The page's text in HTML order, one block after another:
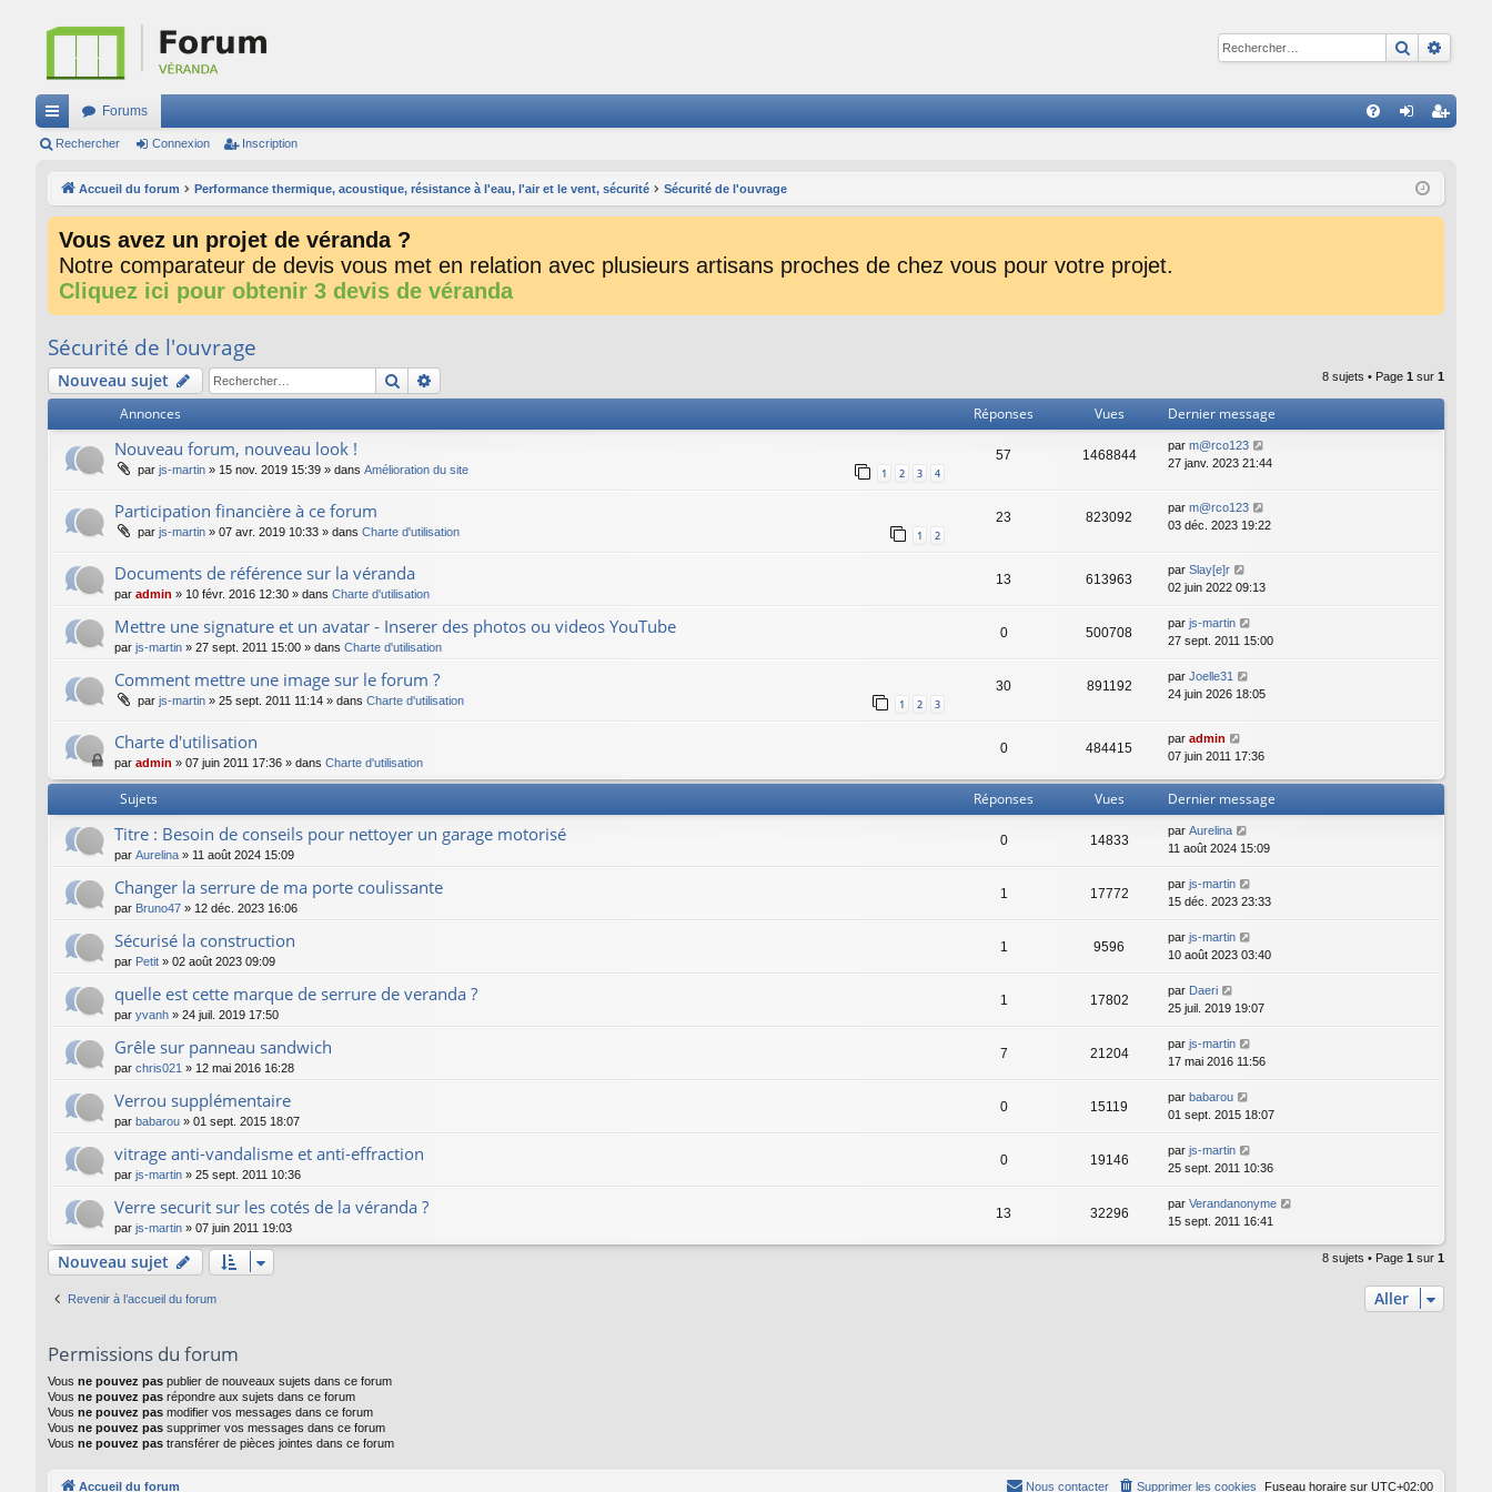
ac
Forums
cri
Rechercher Connexion Inscription
Accueil du forum Performance thermique, acoustique, résistance à l'eau, l'air et le vent, sécurité Sécurité de l'ouvrage
Vous avez un projet de véranda ?
Notre comparateur de devis vous met en relation avec plusieurs artisans proches de chez vous pour votre projet.
Cliquez ici pour obtenir 3 devis de véranda
Sécurité de l'ouvrage
Nouveau sujet Rechercher 8 sujets • Page 1 sur 1
Annonces Réponses Vues Dernier message
Nouveau forum, nouveau look !
par js-martin » 15 nov. 2019 15:39 » dans Amélioration du site 1 2 3 4
57 1468844
par m@rco123
27 janv. 2023 21:44
Participation financière à ce forum
par js-martin » 07 avr. 2019 10:33 » dans Charte d'utilisation 1 2
23 823092
par m@rco123
03 déc. 2023 19:22
Documents de référence sur la véranda
par admin » 10 févr. 2016 12:30 » dans Charte d'utilisation
13 613963
par Slay[e]r
02 juin 2022 09:13
Mettre une signature et un avatar - Inserer des photos ou videos YouTube
par js-martin » 27 sept. 2011 15:00 » dans Charte d'utilisation
0 500708
par js-martin
27 sept. 2011 15:00
Comment mettre une image sur le forum ?
par js-martin » 25 sept. 2011 11:14 » dans Charte d'utilisation 1 2 3
30 891192
par Joelle31
24 juin 2026 18:05
Charte d'utilisation
par admin » 07 juin 2011 17:36 » dans Charte d'utilisation
0 484415
par admin
07 juin 2011 17:36
Sujets Réponses Vues Dernier message
Titre : Besoin de conseils pour nettoyer un garage motorisé
par Aurelina » 11 août 2024 15:09
0 14833
par Aurelina
11 août 2024 15:09
Changer la serrure de ma porte coulissante
par Bruno47 » 12 déc. 2023 16:06
1 17772
par js-martin
15 déc. 2023 23:33
Sécurisé la construction
par Petit » 02 août 2023 09:09
1 9596
par js-martin
10 août 2023 03:40
quelle est cette marque de serrure de veranda ?
par yvanh » 24 juil. 2019 17:50
1 17802
par Daeri
25 juil. 2019 19:07
Grêle sur panneau sandwich
par chris021 » 12 mai 2016 16:28
7 21204
par js-martin
17 mai 2016 11:56
Verrou supplémentaire
par babarou » 01 sept. 2015 18:07
0 15119
par babarou
01 sept. 2015 18:07
vitrage anti-vandalisme et anti-effraction
par js-martin » 25 sept. 2011 10:36
0 19146
par js-martin
25 sept. 2011 10:36
Verre securit sur les cotés de la véranda ?
par js-martin » 07 juin 2011 19:03
13 32296
par Verandanonyme
15 sept. 2011 16:41
Nouveau sujet 8 sujets • Page 1 sur 1
Revenir à l’accueil du forum Aller
Permissions du forum
Vous ne pouvez pas publier de nouveaux sujets dans ce forum
Vous ne pouvez pas répondre aux sujets dans ce forum
Vous ne pouvez pas modifier vos messages dans ce forum
Vous ne pouvez pas supprimer vos messages dans ce forum
Vous ne pouvez pas transférer de pièces jointes dans ce forum
Accueil du forum Fuseau horaire sur UTC+02:00
Supprimer les cookies
Nous contacter